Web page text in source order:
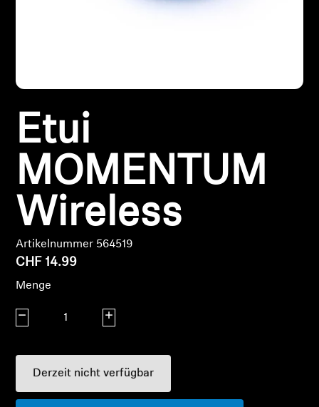
Hearing
TV-Kopfhörer
Hörer-Ressourcen
Soundbars
AMBEO Soundbars und Subs
AMBEO Ersatzteile & Zubehör
Etui
MOMENTUM
Wireless
Artikelnummer 564519
CHF 14.99
Menge
Menge verringern Menge erhöhen
Derzeit nicht verfügbar